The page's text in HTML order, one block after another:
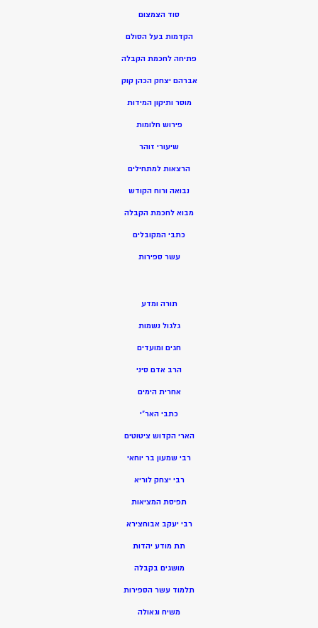
סוד הצמצום
הקדמות בעל הסולם
פתיחה לחכמת הקבלה
אברהם יצחק הכהן קוק
מוסר ותיקון המידות
פירוש חלומות
שיעורי זוהר
הרצאות למתחילים
נבואה ורוח הקודש
מבוא לחכמת הקבלה
כתבי המקובלים
עשר ספירות
תורה ומדע
גלגול נשמות
חגים ומועדים
הרב אדם סיני
אחרית הימים
כתבי האר”י
הארי הקדוש ציטוטים
רבי שמעון בר יוחאי
רבי יצחק לוריא
תפיסת המציאות
רבי יעקב אבוחצירא
תת מודע יהדות
מושגים בקבלה
תלמוד עשר הספירות
משיח וגאולה